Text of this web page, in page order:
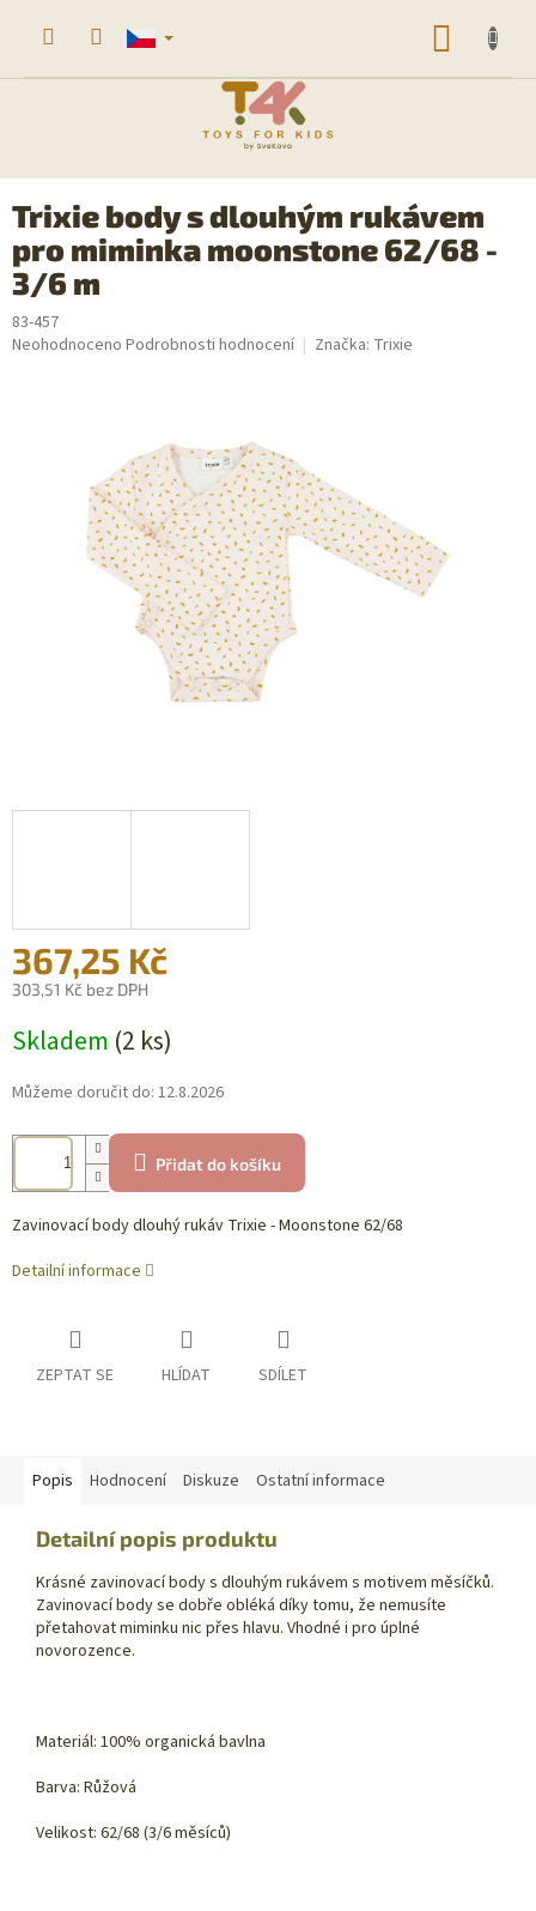
Trixie body s dlouhým rukávem
pro miminka moonstone 62/68 -
3/6 m
83-457
Průměrné
Neohodnoceno Podrobnosti hodnocení Značka: Trixie
367,25 Kč
303,51 Kč bez DPH
cena:
Skladem (2 ks)
Můžeme doručit do: 12.8.2026
Přidat do košíku
Zavinovací body dlouhý rukáv Trixie - Moonstone 62/68
Detailní informace
ZEPTAT SE HLÍDAT SDÍLET
Popis Hodnocení Diskuze Ostatní informace
Detailní popis produktu
Krásné zavinovací body s dlouhým rukávem s motivem měsíčků.
Zavinovací body se dobře obléká díky tomu, že nemusíte
přetahovat miminku nic přes hlavu. Vhodné i pro úplné
novorozence.
Materiál: 100% organická bavlna
Barva: Růžová
Velikost: 62/68 (3/6 měsíců)